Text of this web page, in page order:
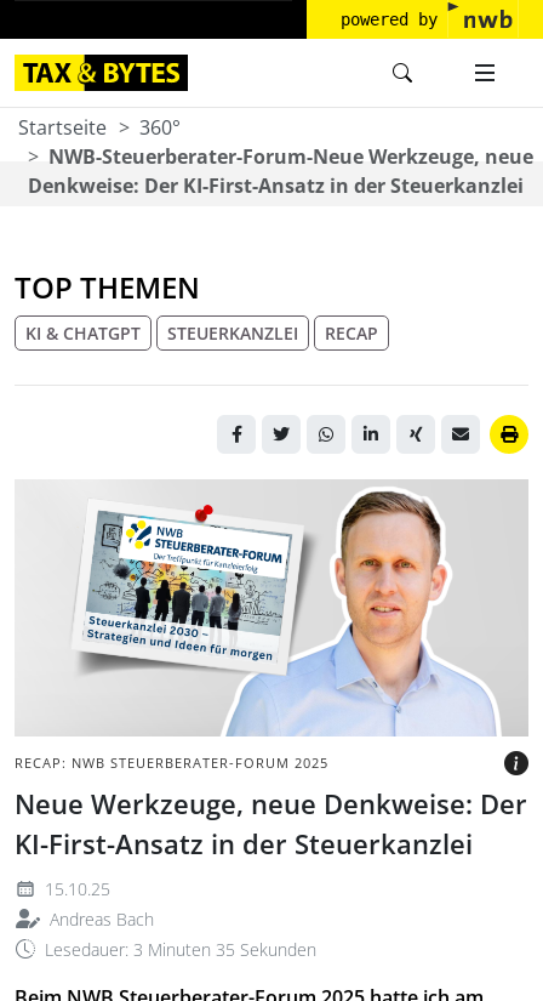
powered by
Startseite
360°
NWB-Steuerberater-Forum-Neue Werkzeuge, neue
Denkweise: Der KI-First-Ansatz in der Steuerkanzlei
TOP THEMEN
KI & CHATGPT STEUERKANZLEI RECAP
RECAP: NWB STEUERBERATER-FORUM 2025
Neue Werkzeuge, neue Denkweise: Der
KI-First-Ansatz in der Steuerkanzlei
15.10.25
Andreas Bach
Lesedauer: 3 Minuten 35 Sekunden
Porträt des Autors vor
grauem Hintergrund mit
Logo des NWB
Steuerberater Forums
BILD: @TAX&BYTES